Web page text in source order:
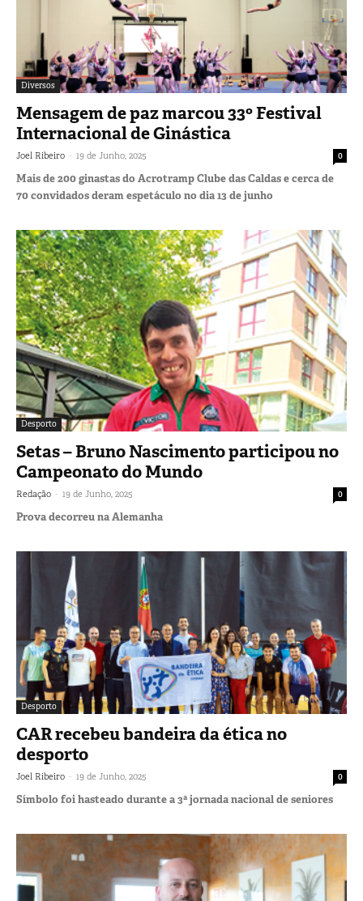
Diversos
Mensagem de paz marcou 33º Festival
Internacional de Ginástica
Joel Ribeiro - 19 de Junho, 2025 0
Mais de 200 ginastas do Acrotramp Clube das Caldas e cerca de
70 convidados deram espetáculo no dia 13 de junho
Desporto
Setas – Bruno Nascimento participou no
Campeonato do Mundo
Redação - 19 de Junho, 2025 0
Prova decorreu na Alemanha
Desporto
CAR recebeu bandeira da ética no
desporto
Joel Ribeiro - 19 de Junho, 2025 0
Símbolo foi hasteado durante a 3ª jornada nacional de seniores